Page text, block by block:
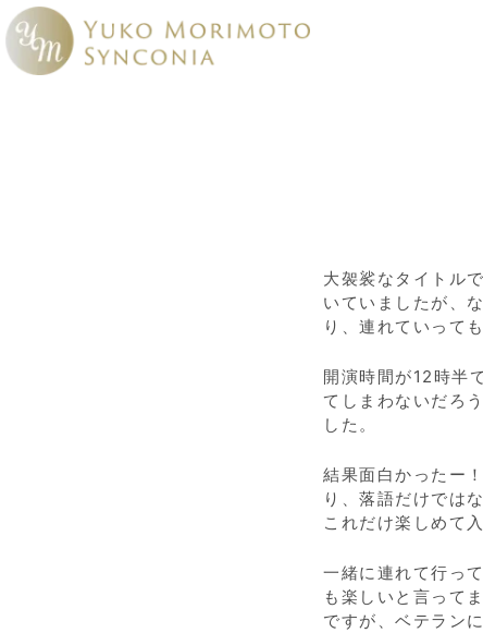
容
を
大袈裟なタイトル
いていましたが、
り、連れていって
開演時間が12 時半
てしまわないだろ
した。
結果面白かったー
り、落語だけでは
これだけ楽しめて
一緒に連れて行っ
も楽しいと言って
ですが、ベテラン